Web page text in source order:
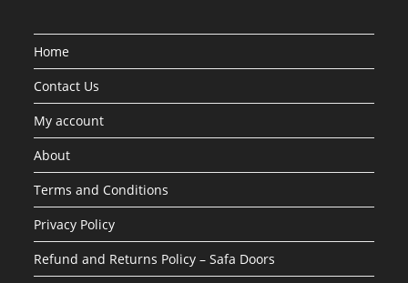
Home
Contact Us
My account
About
Terms and Conditions
Privacy Policy
Refund and Returns Policy – Safa Doors